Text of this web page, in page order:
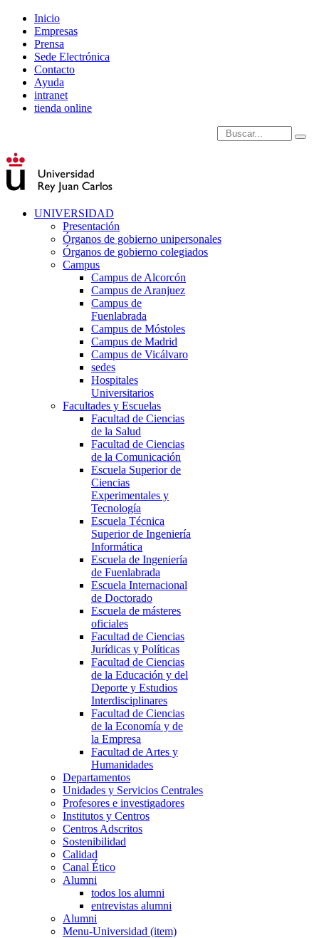
Inicio
Empresas
Prensa
Sede Electrónica
Contacto
Ayuda
intranet
tienda online
Introduce términos de
UNIVERSIDAD
Presentación
Órganos de gobierno unipersonales
Órganos de gobierno colegiados
Campus
Campus de Alcorcón
Campus de Aranjuez
Campus de
Fuenlabrada
Campus de Móstoles
Campus de Madrid
Campus de Vicálvaro
sedes
Hospitales
Universitarios
Facultades y Escuelas
Facultad de Ciencias
de la Salud
Facultad de Ciencias
de la Comunicación
Escuela Superior de
Ciencias
Experimentales y
Tecnología
Escuela Técnica
Superior de Ingeniería
Informática
Escuela de Ingeniería
de Fuenlabrada
Escuela Internacional
de Doctorado
Escuela de másteres
oficiales
Facultad de Ciencias
Jurídicas y Políticas
Facultad de Ciencias
de la Educación y del
Deporte y Estudios
Interdisciplinares
Facultad de Ciencias
de la Economía y de
la Empresa
Facultad de Artes y
Humanidades
Departamentos
Unidades y Servicios Centrales
Profesores e investigadores
Institutos y Centros
Centros Adscritos
Sostenibilidad
Calidad
Canal Ético
Alumni
todos los alumni
entrevistas alumni
Alumni
Menu-Universidad (item)